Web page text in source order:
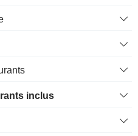
inclus